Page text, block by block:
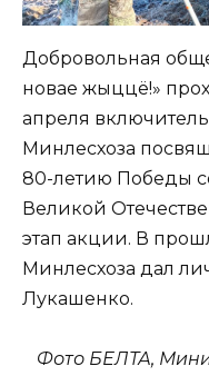
Добровольная
новае жыццё!»
апреля
Минлесхоза
80-летию Победы
Великой
этап акции. В
Минлесхоза дал
Лукашенко.
Фото БЕЛТА,